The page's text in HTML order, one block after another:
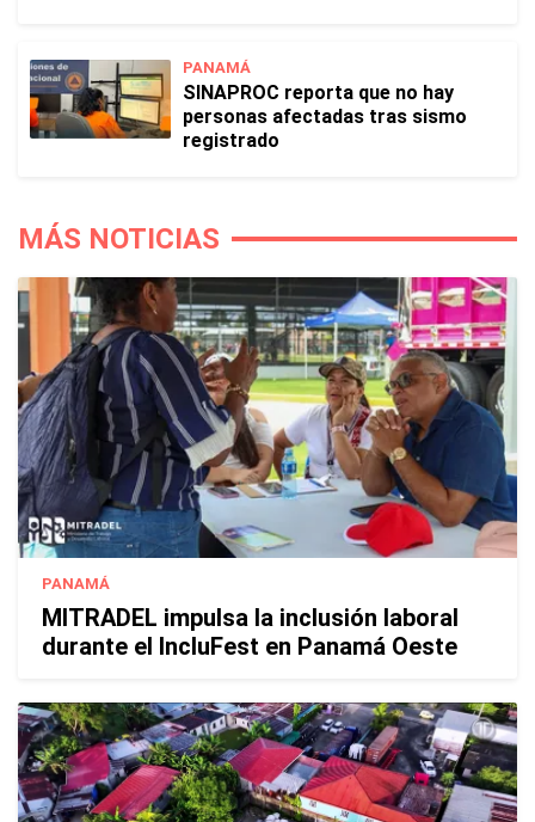
PANAMÁ
SINAPROC reporta que no hay
personas afectadas tras sismo
registrado
MÁS NOTICIAS
PANAMÁ
MITRADEL impulsa la inclusión laboral
durante el IncluFest en Panamá Oeste